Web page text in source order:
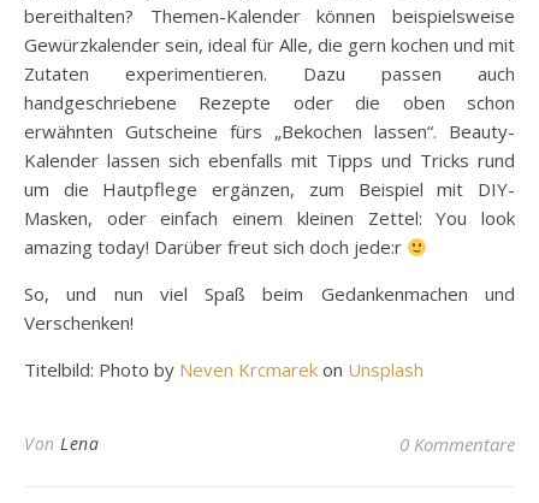
bereithalten? Themen-Kalender können beispielsweise
Gewürzkalender sein, ideal für Alle, die gern kochen und mit
Zutaten experimentieren. Dazu passen auch
handgeschriebene Rezepte oder die oben schon
erwähnten Gutscheine fürs „Bekochen lassen“. Beauty-
Kalender lassen sich ebenfalls mit Tipps und Tricks rund
um die Hautpflege ergänzen, zum Beispiel mit DIY-
Masken, oder einfach einem kleinen Zettel: You look
amazing today! Darüber freut sich doch jede:r
So, und nun viel Spaß beim Gedankenmachen und
Verschenken!
Titelbild: Photo by Neven Krcmarek on Unsplash
Von Lena 0 Kommentare